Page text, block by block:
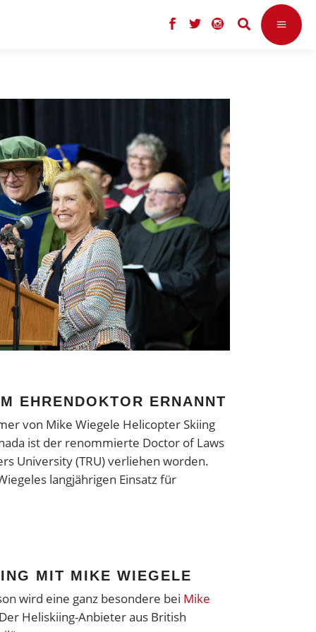
EHRENDOKTOR ERNANNT
von Mike Wiegele Helicopter Skiing
ist der renommierte Doctor of Laws
University (TRU) verliehen worden.
langjährigen Einsatz für
MIT MIKE WIEGELE
wird eine ganz besondere bei Mike
Heliskiing-Anbieter aus British